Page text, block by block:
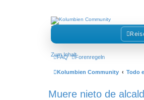
Kolumbienforum -
Reisen, Auswandern, Kultur, Politik,
Zum Inhalt
FAQ Forenregeln
Kolumbien Community Todo
Muere nieto de